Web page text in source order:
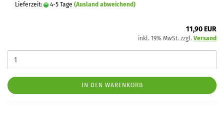
Lieferzeit:
4-5 Tage (Ausland abweichend)
11,90 EUR
inkl. 19% MwSt. zzgl. Versand
IN DEN WARENKORB